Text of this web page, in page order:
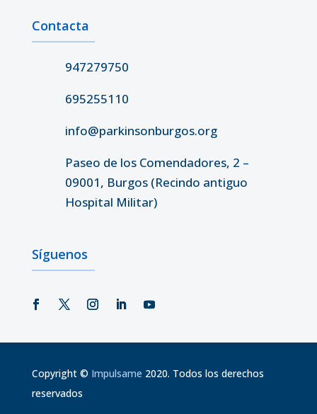
Contacta
947279750
695255110
info@parkinsonburgos.org
Paseo de los Comendadores, 2 –
09001, Burgos (Recindo antiguo
Hospital Militar)
Síguenos
Copyright © Impulsame 2020. Todos los derechos
reservados